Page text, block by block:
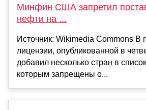
Минфин США запретил
нефти на ...
Источник: Wikimedia Commons В
лицензии, опубликованной в
добавил несколько стран в
которым запрещены о...